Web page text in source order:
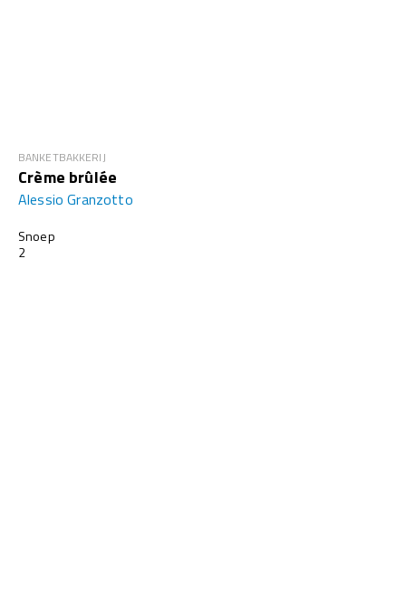
BANKETBAKKERIJ
Crème brûlée
Alessio Granzotto
Snoep
2